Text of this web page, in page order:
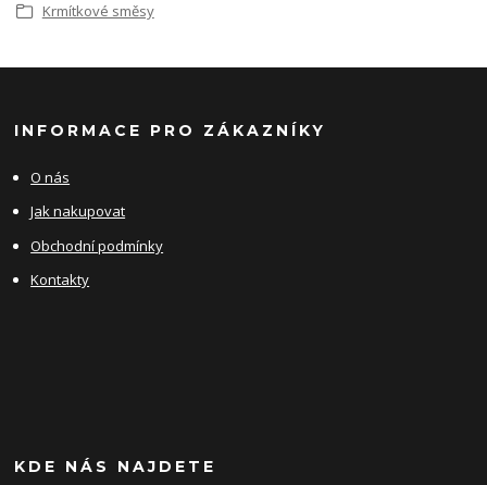
Krmítkové směsy
INFORMACE PRO ZÁKAZNÍKY
O nás
Jak nakupovat
Obchodní podmínky
Kontakty
KDE NÁS NAJDETE